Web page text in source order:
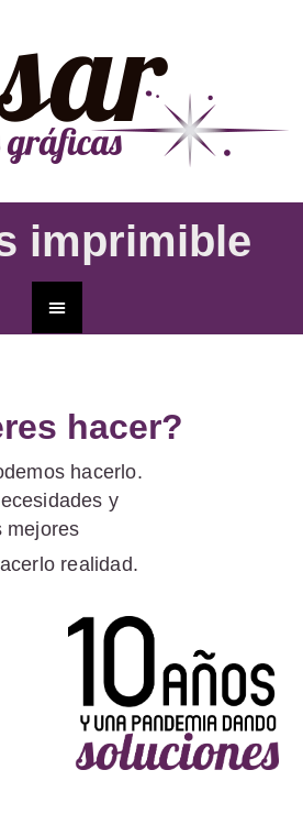
imprimible
hacer?
hacerlo.
y
mejores
realidad.